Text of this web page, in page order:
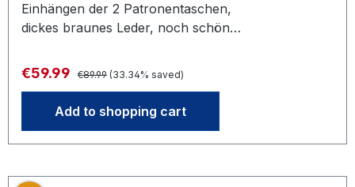
Einhängen der 2 Patronentaschen,
dickes braunes Leder, noch schön
gebrauchter Zustand mit leichten
Nutzungsspuren. Arsenalzustand,
nur grob gereinigt. Mit 3 Eisenhaken
zum Einhängen in die
Patronentaschen. Das Foto steht
an gleichwertigen Artikeln gleichen
Sale price:
€59.99 Regular price:
€89.99 (33.34% saved)
Add to shopping cart